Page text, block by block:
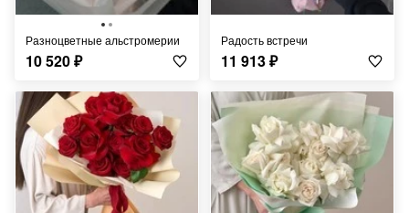
Разноцветные альстромерии
10 520₽
Радость встречи
11 913₽